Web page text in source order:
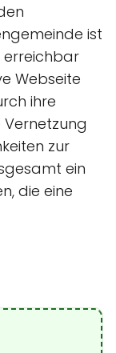
ist
erreichbar
Webseite
ihre
zur
ein
die eine